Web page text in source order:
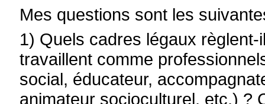
Mes questions sont les
1) Quels cadres légaux
travaillent comme
social, éducateur,
animateur socioculturel, etc.) ?